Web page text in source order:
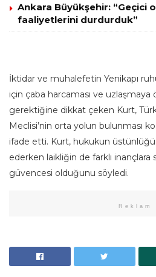
Ankara Büyükşehir: “Geçici
faaliyetlerini durdurduk”
İktidar ve muhalefetin Yenikapı
için çaba harcaması ve
gerektiğine dikkat çeken Kurt,
Meclisi’nin orta yolun bulunması
ifade etti. Kurt, hukukun
ederken laikliğin de farklı inançlara
güvencesi olduğunu söyledi.
Reklam